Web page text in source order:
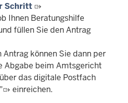
Schritt
Ihnen Beratungshilfe
füllen Sie den Antrag
Antrag können Sie dann per
Abgabe beim Amtsgericht
das digitale Postfach
"
einreichen.